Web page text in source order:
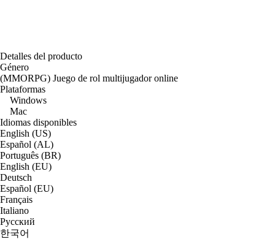
Detalles del producto
Género
(MMORPG) Juego de rol multijugador online
Plataformas
Windows
Mac
Idiomas disponibles
English (US)
Español (AL)
Português (BR)
English (EU)
Deutsch
Español (EU)
Français
Italiano
Русский
한국어